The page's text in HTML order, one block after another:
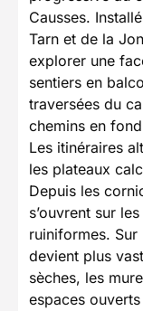
Causses.
Tarn et de la
explorer une
sentiers en
traversées du
chemins en
Les itinéraires
les plateaux
Depuis les
s’ouvrent sur
ruiniformes. Sur
devient plus
sèches, les
espaces